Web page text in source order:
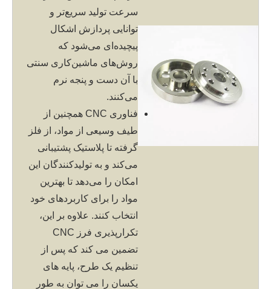
سرعت تولید سریع‌تر و
توانایی پردازش اشکال
پیچیده‌ای می‌شود که
روش‌های ماشین‌کاری سنتی
با آن دست و پنجه نرم
می‌کنند.
فناوری CNC همچنین از
طیف وسیعی از مواد، از فلز
گرفته تا پلاستیک پشتیبانی
می‌کند و به تولیدکنندگان این
امکان را می‌دهد تا بهترین
مواد را برای کاربردهای خود
انتخاب کنند. علاوه بر این،
تکرارپذیری فرز CNC
تضمین می کند که پس از
تنظیم یک طرح، پایه های
یکسان را می توان به طور